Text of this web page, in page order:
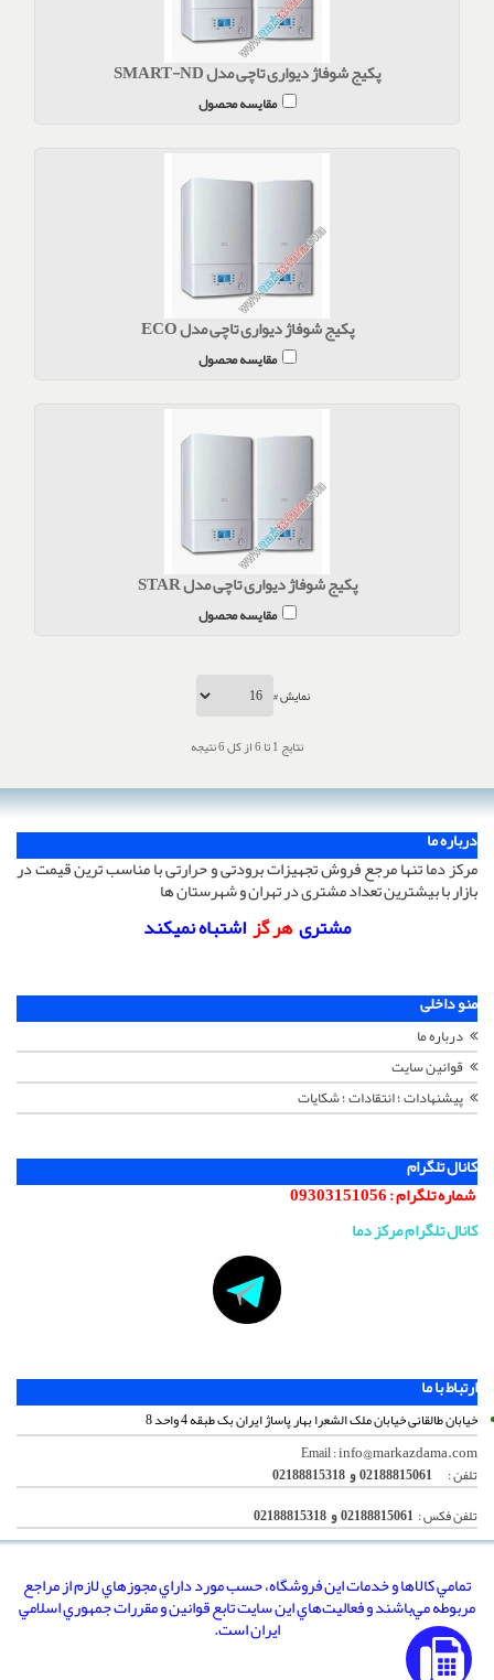
پکیج شوفاژ دیواری تاچی مدل SMART-ND
مقایسه محصول
پکیج شوفاژ دیواری تاچی مدل ECO
مقایسه محصول
پکیج شوفاژ دیواری تاچی مدل STAR
مقایسه محصول
نمایش #
نتایج 1 تا 6 از کل 6 نتیجه
درباره ما
مرکز دما تنها مرجع فروش تجهیزات برودتی و حرارتی با مناسب ترین قیمت در
بازار با بیشترین تعداد مشتری در تهران و شهرستان ها
مشتریهر گزاشتباه نمیکند
منو داخلی
درباره ما
قوانین سایت
پیشنهادات ؛ انتقادات ؛ شکایات
کانال تلگرام
شماره تلگرام :09303151056
کانال تلگرام مرکز دما
ارتباط با ما
خیابان طالقانی خیابان ملک الشعرا بهار پاساژ ایران بک طبقه 4 واحد 8
Email :info@markazdama.com
تلفن :
02188815061 و 02188815318
تلفن فکس : 02188815061 و 02188815318
تمامي كالاها و خدمات اين فروشگاه، حسب مورد داراي مجوزهاي لازم از مراجع
مربوطه مي‌باشند و فعاليت‌هاي اين سايت تابع قوانين و مقررات جمهوري اسلامي
ايران است.